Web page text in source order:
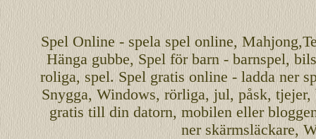
Spel Online- spela spel online, Mahjong
Hänga gubbe, Spel för barn - barnspel,
roliga,spel. Spel gratis online - ladda ner
Snygga, Windows, rörliga, jul, påsk, tjejer,
gratistill din datorn, mobilen eller
ner skärmsläckare,